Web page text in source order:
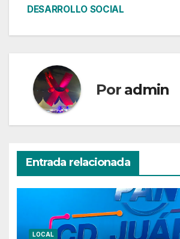
DESARROLLO SOCIAL
Por admin
Entrada relacionada
LOCAL